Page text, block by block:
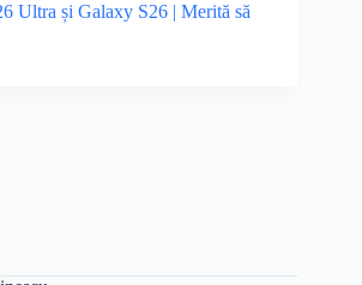
Ultra și Galaxy S26 | Merită să